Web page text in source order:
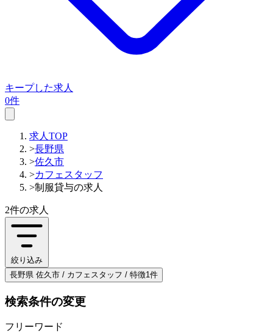
キープした求人
0件
求人TOP
>長野県
>佐久市
>カフェスタッフ
>制服貸与の求人
2件の求人
絞り込み
長野県 佐久市 / カフェスタッフ / 特徴1件
検索条件の変更
フリーワード